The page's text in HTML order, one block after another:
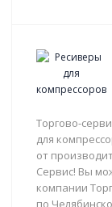
Торгово-
для
от
Сервис! Вы
компании
по